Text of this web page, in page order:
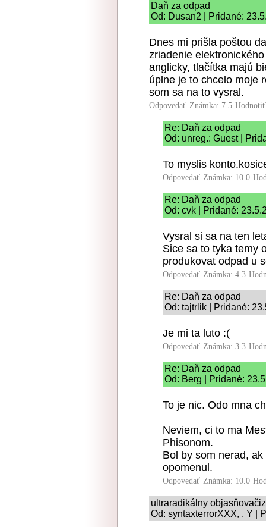
Daň za odpad
Od: Dusan2 | Pridané:
Dnes mi prišla poštou
zriadenie
anglicky, tlačítka majú
úplne je to chcelo moje
som sa na to vysral.
Odpovedať Známka: 7.5
Re: Daň za odpad
Od: unreg.: Guest |
To myslis
Odpovedať Známka: 10.0
Re: Daň za odpad
Od: cvk | Pridané:
Vysral si sa na ten
Sice sa to tyka temy
produkovat odpad u
Odpovedať Známka: 4.3
Re: Daň za odpad
Od: tajtrlik | Pridané:
Je mi ta luto :(
Odpovedať Známka: 3.3
Re: Daň za odpad
Od: Berg | Pridané:
To je nic. Odo mna
Neviem, ci to ma
Phisonom.
Bol by som nerad,
opomenul.
Odpovedať Známka: 10.0
ultraradikálny
Od: syntaxterrorXXX, . Y |